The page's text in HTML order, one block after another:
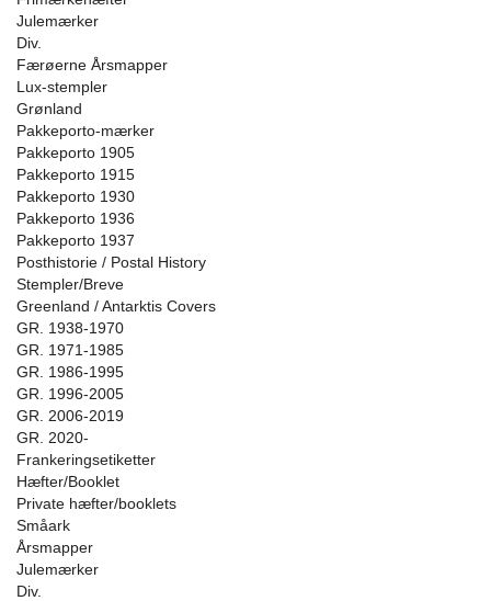
Julemærker
Div.
Færøerne Årsmapper
Lux-stempler
Grønland
Pakkeporto-mærker
Pakkeporto 1905
Pakkeporto 1915
Pakkeporto 1930
Pakkeporto 1936
Pakkeporto 1937
Posthistorie / Postal History
Stempler/Breve
Greenland / Antarktis Covers
GR. 1938-1970
GR. 1971-1985
GR. 1986-1995
GR. 1996-2005
GR. 2006-2019
GR. 2020-
Frankeringsetiketter
Hæfter/Booklet
Private hæfter/booklets
Småark
Årsmapper
Julemærker
Div.